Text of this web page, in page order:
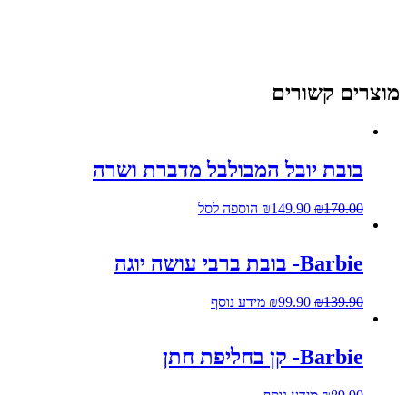
קשורים
בובת יובל המבולבל מדברת ושרה
₪170.00
₪149.90 הוספה לסל
Barbie- בובת ברבי עושה יוגה
₪139.90
₪99.90 מידע נוסף
Barbie- קן בחליפת חתן